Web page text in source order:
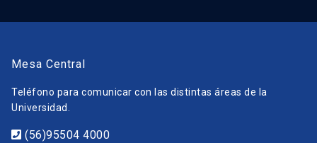
Mesa Central
Teléfono para comunicar con las distintas áreas de la
Universidad.
(56)95504 4000